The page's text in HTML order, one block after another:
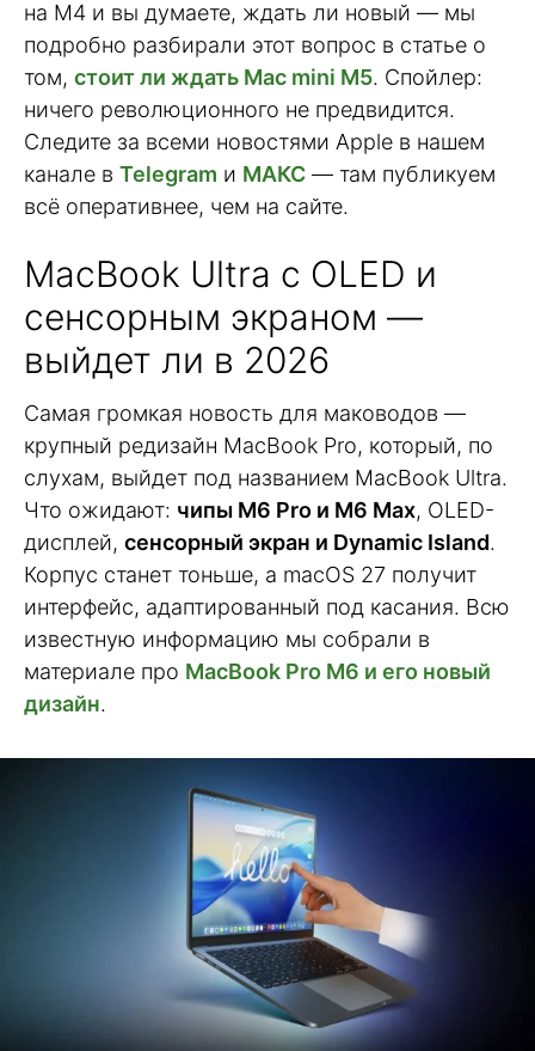
на M4 и вы думаете, ждать ли новый — мы
подробно разбирали этот вопрос в статье о
том, стоит ли ждать Mac mini M5. Спойлер:
ничего революционного не предвидится.
Следите за всеми новостями Apple в нашем
канале в Telegram и МАКС — там публикуем
всё оперативнее, чем на сайте.
MacBook Ultra с OLED и
сенсорным экраном —
выйдет ли в 2026
Самая громкая новость для маководов —
крупный редизайн MacBook Pro, который, по
слухам, выйдет под названием MacBook Ultra.
Что ожидают: чипы M6 Pro и M6 Max, OLED-
дисплей, сенсорный экран и Dynamic Island.
Корпус станет тоньше, а macOS 27 получит
интерфейс, адаптированный под касания. Всю
известную информацию мы собрали в
материале про MacBook Pro M6 и его новый
дизайн.